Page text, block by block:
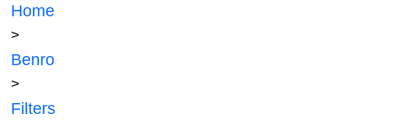
Home
>
Benro
>
Filters